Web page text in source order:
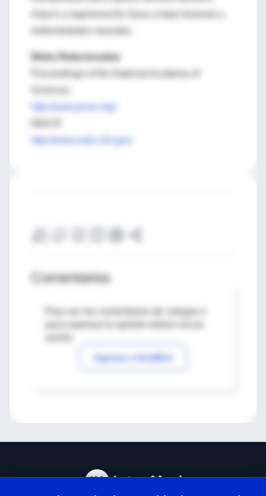
inducir a regeneración ósea y tratar lesiones y
Webs Relacionadas
Proceedings of the National Academy of
http://www.nidcr.nih.gov/
Comentarios
Para ver los comentarios de colegas o
Ingresar a IntraMed